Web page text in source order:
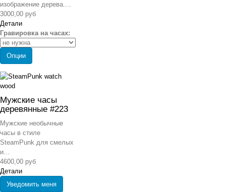
изображение дерева....
3000,00 руб
Детали
Гравировка на часах:
Опции
Мужские часы
деревянные #223
Мужские необычные
часы в стиле
SteamPunk для смелых
и...
4600,00 руб
Детали
Уведомить меня